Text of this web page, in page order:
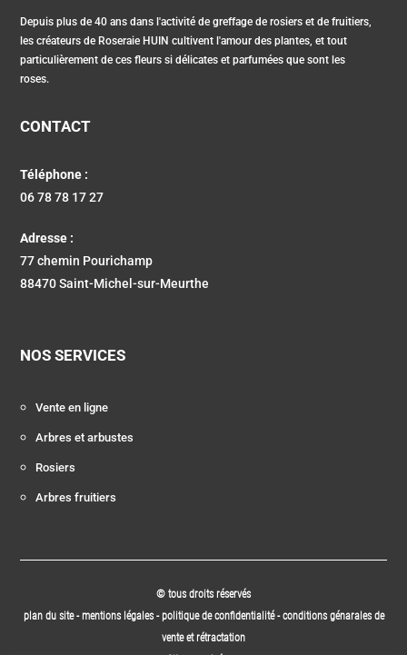
Depuis plus de 40 ans dans l'activité de greffage de rosiers et de fruitiers,
les créateurs de Roseraie HUIN cultivent l'amour des plantes, et tout
particulièrement de ces fleurs si délicates et parfumées que sont les
roses.
CONTACT
Téléphone :
06 78 78 17 27
Adresse :
77 chemin Pourichamp
88470 Saint-Michel-sur-Meurthe
NOS SERVICES
Vente en ligne
Arbres et arbustes
Rosiers
Arbres fruitiers
© tous droits réservés
plan du site-mentions légales -politique de confidentialité-conditions génarales de
vente et rétractation